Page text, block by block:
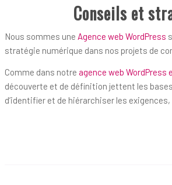
Conseils et
Nous sommes une Agence web WordPress
stratégie numérique dans nos projets de
Comme dans notre agence web WordPress
découverte et de définition jettent les
d’identifier et de hiérarchiser les